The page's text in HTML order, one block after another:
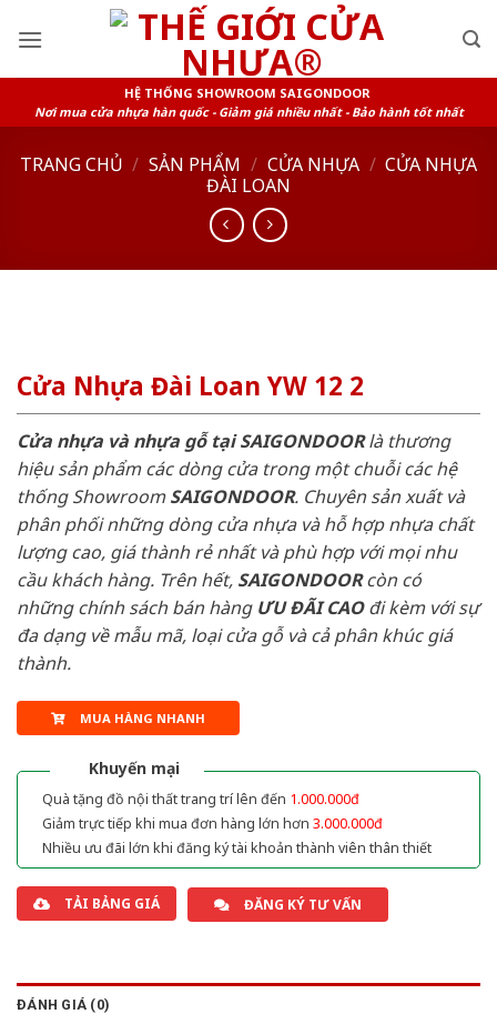
HỆ THỐNG SHOWROOM SAIGONDOOR
Nơi mua cửa nhựa hàn quốc - Giảm giá nhiều nhất - Bảo hành tốt nhất
TRANG CHỦ / SẢN PHẨM / CỬA NHỰA / CỬA NHỰA
ĐÀI LOAN
Cửa Nhựa Đài Loan YW 12 2
Cửa nhựa và nhựa gỗ tại SAIGONDOORlà thương
hiệu sản phẩm các dòng cửa trong một chuỗi các hệ
thống ShowroomSAIGONDOOR. Chuyên sản xuất và
phân phối những dòng cửa nhựa và hỗ hợp nhựa chất
lượng cao, giá thành rẻ nhất và phù hợp với mọi nhu
cầu khách hàng. Trên hết, SAIGONDOORcòn có
những chính sách bán hàng ƯU ĐÃI CAOđi kèm với sự
đa dạng về mẫu mã, loại cửa gỗ và cả phân khúc giá
thành.
MUA HÀNG NHANH
Khuyến mại
Quà tặng đồ nội thất trang trí lên đến 1.000.000đ
Giảm trực tiếp khi mua đơn hàng lớn hơn 3.000.000đ
Nhiều ưu đãi lớn khi đăng ký tài khoản thành viên thân thiết
TẢI BẢNG GIÁ ĐĂNG KÝ TƯ VẤN
ĐÁNH GIÁ (0)